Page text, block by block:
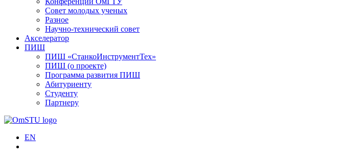
Совет молодых ученых
Разное
Научно-технический совет
Акселератор
ПИШ
ПИШ «СтанкоИнструментТех»
ПИШ (о проекте)
Программа развития ПИШ
Абитуриенту
Студенту
Партнеру
EN